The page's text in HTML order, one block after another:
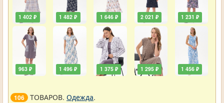
1 402 ₽
963 ₽
1 482 ₽
1 496 ₽
1 646 ₽
1 375 ₽
2 021 ₽
1 295 ₽
1 231 ₽
1 456 ₽
106 ТОВАРОВ. Одежда.